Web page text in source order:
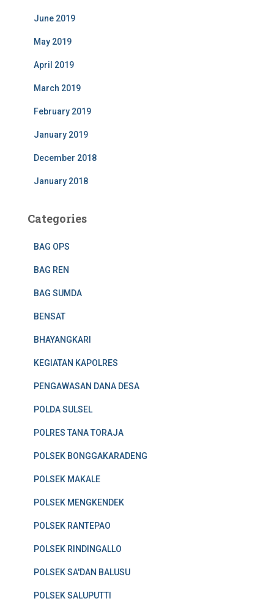
June 2019
May 2019
April 2019
March 2019
February 2019
January 2019
December 2018
January 2018
Categories
BAG OPS
BAG REN
BAG SUMDA
BENSAT
BHAYANGKARI
KEGIATAN KAPOLRES
PENGAWASAN DANA DESA
POLDA SULSEL
POLRES TANA TORAJA
POLSEK BONGGAKARADENG
POLSEK MAKALE
POLSEK MENGKENDEK
POLSEK RANTEPAO
POLSEK RINDINGALLO
POLSEK SA'DAN BALUSU
POLSEK SALUPUTTI